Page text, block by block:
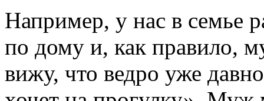
Например, у нас в семье
по дому и, как правило,
вижу, что ведро уже